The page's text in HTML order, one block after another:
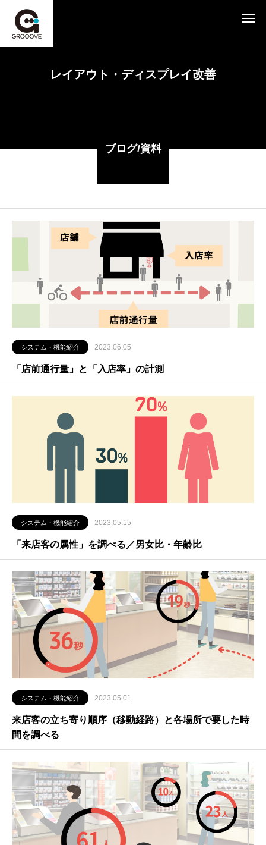
レイアウト・ディスプレイ改善
ブログ/資料
システム・機能紹介 2023.06.05
「店前通行量」と「入店率」の計測
システム・機能紹介 2023.05.15
「来店客の属性」を調べる／男女比・年齢比
システム・機能紹介 2023.05.01
来店客の立ち寄り順序（移動経路）と各場所で要した時
間を調べる